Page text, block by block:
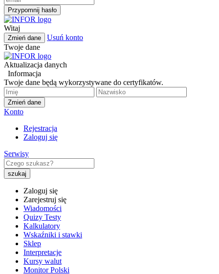
Przypomnij hasło
Witaj
Zmień dane
Usuń konto
Twoje dane
Aktualizacja danych
Informacja
Twoje dane będą wykorzystywane do certyfikatów.
Zmień dane
Konto
Rejestracja
Zaloguj się
Serwisy
Zaloguj się
Zarejestruj się
Wiadomości
Quizy Testy
Kalkulatory
Wskaźniki i stawki
Sklep
Interpretacje
Kursy walut
Monitor Polski